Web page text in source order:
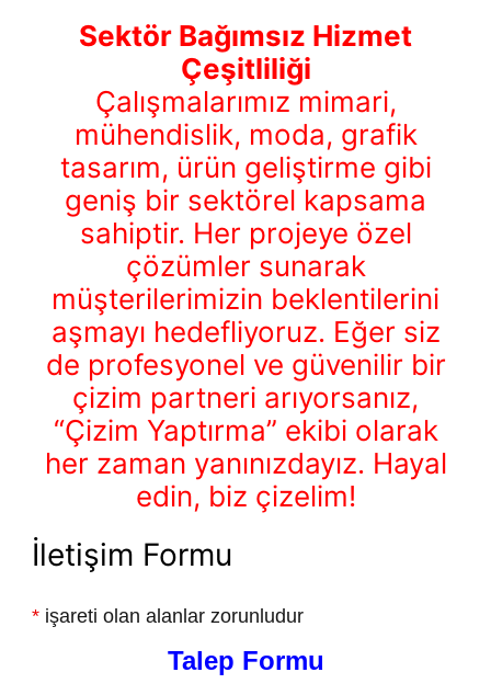
Sektör Bağımsız Hizmet
Çeşitliliği
Çalışmalarımız mimari,
mühendislik, moda, grafik
tasarım, ürün geliştirme gibi
geniş bir sektörel kapsama
sahiptir. Her projeye özel
çözümler sunarak
müşterilerimizin beklentilerini
aşmayı hedefliyoruz. Eğer siz
de profesyonel ve güvenilir bir
çizim partneri arıyorsanız,
“Çizim Yaptırma” ekibi olarak
her zaman yanınızdayız. Hayal
edin, biz çizelim!
İletişim Formu
* işareti olan alanlar zorunludur
Talep Formu